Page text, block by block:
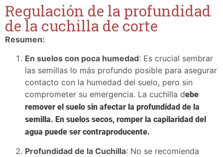
Regulación de la profundidad
de la cuchilla de corte
Resumen:
En suelos con poca humedad: Es crucial sembrar
las semillas lo más profundo posible para asegurar
contacto con la humedad del suelo, pero sin
comprometer su emergencia. La cuchilla debe
remover el suelo sin afectar la profundidad de la
semilla. En suelos secos, romper la capilaridad del
agua puede ser contraproducente.
Profundidad de la Cuchilla: No se recomienda